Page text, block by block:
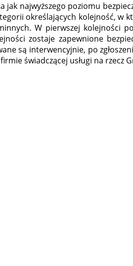
najwyższego poziomu
określających kolejność, w
W pierwszej kolejności
zostaje zapewnione
są interwencyjnie, po
świadczącej usługi na rzecz